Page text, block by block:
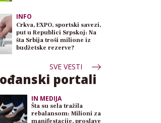
INFO
Crkva, EXPO, sportski savezi,
put u Republici Srpskoj: Na
šta Srbija troši milione iz
budžetske rezerve?
SVE VESTI
portali
IN MEDIJA
Šta su sela tražila
rebalansom: Milioni za
manifestacije, proslave